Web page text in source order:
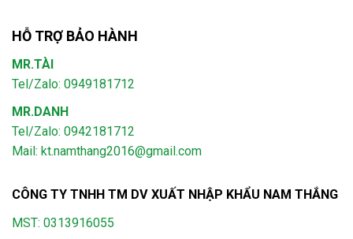
HỖ TRỢ BẢO HÀNH
MR.TÀI
Tel/Zalo: 0949181712
MR.DANH
Tel/Zalo: 0942181712
Mail: kt.namthang2016@gmail.com
CÔNG TY TNHH TM DV XUẤT NHẬP KHẨU NAM THẮNG
MST: 0313916055